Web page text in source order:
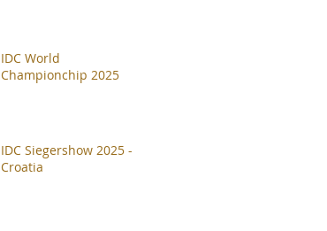
IDC World
Championchip 2025
IDC Siegershow 2025 -
Croatia